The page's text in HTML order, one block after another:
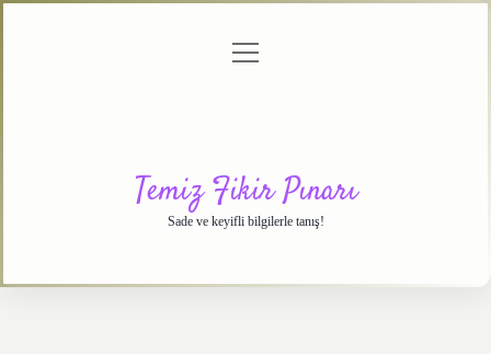
menüyü
Temiz Fikir Pınarı
Sade ve keyifli bilgilerle tanış!